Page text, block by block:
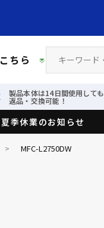
ちら
製品本体は14日間使用しても
返品・交換可能！
季休業のお知らせ
> MFC-L2750DW